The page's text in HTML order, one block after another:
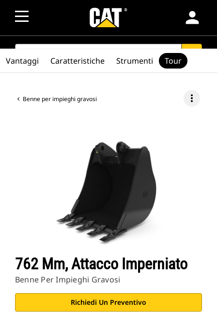
person
SEARCH search
Benne per impieghi gravosi more_vert
762 Mm, Attacco Imperniato
Benne Per Impieghi Gravosi
Richiedi Un Preventivo
Vantaggi Caratteristiche Strumenti Tour